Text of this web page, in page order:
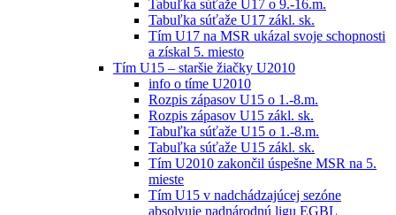
Tabuľka súťaže U17 o 9.-16.m.
Tabuľka súťaže U17 zákl. sk.
Tím U17 na MSR ukázal svoje schopnosti
a získal 5. miesto
Tím U15 – staršie žiačky U2010
info o tíme U2010
Rozpis zápasov U15 o 1.-8.m.
Rozpis zápasov U15 zákl. sk.
Tabuľka súťaže U15 o 1.-8.m.
Tabuľka súťaže U15 zákl. sk.
Tím U2010 zakončil úspešne MSR na 5.
mieste
Tím U15 v nadchádzajúcej sezóne
absolvuje nadnárodnú ligu EGBL